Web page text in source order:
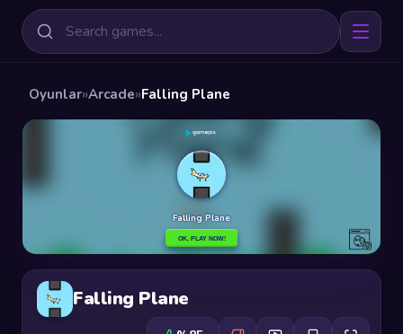
Oyunlar»Arcade»Falling Plane
Falling Plane